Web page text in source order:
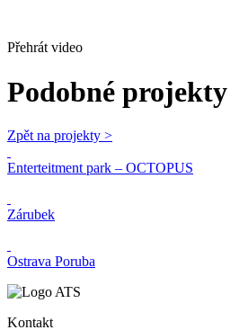
Přehrát video
Podobné projekty
Zpět na projekty >
Enterteitment park – OCTOPUS
Zárubek
Ostrava Poruba
Kontakt